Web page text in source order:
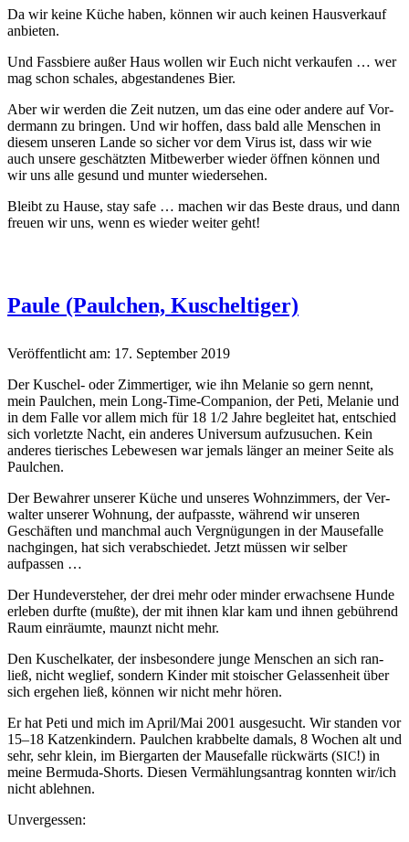
Da wir keine Küche haben, kön­nen wir auch keinen Hausverkauf
anbieten.
Und Fass­biere außer Haus wollen wir Euch nicht verkaufen … wer
mag schon schales, abge­s­tandenes Bier.
Aber wir wer­den die Zeit nutzen, um das eine oder andere auf Vor­
der­mann zu brin­gen. Und wir hof­fen, dass bald alle Men­schen in
diesem unseren Lande so sich­er vor dem Virus ist, dass wir wie
auch unsere geschätzten Mit­be­wer­ber wieder öff­nen kön­nen und
wir uns alle gesund und munter wiedersehen.
Bleibt zu Hause, stay safe … machen wir das Beste draus, und dann
freuen wir uns, wenn es wieder weit­er geht!
Paule (Paulchen, Kuscheltiger)
Veröffentlicht am: 17. September 2019
Der Kuschel- oder Zim­mer­tiger, wie ihn Melanie so gern nen­nt,
mein Paulchen, mein Long-Time-Com­pan­ion, der Peti, Melanie und
in dem Falle vor allem mich für 18 1/2 Jahre begleit­et hat, entsch­ied
sich vor­let­zte Nacht, ein anderes Uni­ver­sum aufzusuchen. Kein
anderes tierisches Lebe­we­sen war jemals länger an mein­er Seite als
Paulchen.
Der Bewahrer unser­er Küche und unseres Wohnz­im­mers, der Ver­
wal­ter unser­er Woh­nung, der auf­passte, während wir unseren
Geschäften und manch­mal auch Vergnü­gun­gen in der Mause­falle
nachgin­gen, hat sich ver­ab­schiedet. Jet­zt müssen wir sel­ber
aufpassen …
Der Hun­de­v­er­ste­her, der drei mehr oder min­der erwach­sene Hunde
erleben durfte (mußte), der mit ihnen klar kam und ihnen gebührend
Raum ein­räumte, maun­zt nicht mehr.
Den Kuschelkater, der ins­beson­dere junge Men­schen an sich ran­
ließ, nicht weglief, son­dern Kinder mit stois­ch­er Gelassen­heit über
sich erge­hen ließ, kön­nen wir nicht mehr hören.
Er hat Peti und mich im April/Mai 2001 aus­ge­sucht. Wir standen vor
15–18 Katzenkindern. Paulchen krabbelte damals, 8 Wochen alt und
sehr, sehr klein, im Bier­garten der Mause­falle rück­wärts (SIC!) in
meine Bermu­da-Shorts. Diesen Ver­mäh­lungsantrag kon­nten wir/ich
nicht ablehnen.
Unvergessen: